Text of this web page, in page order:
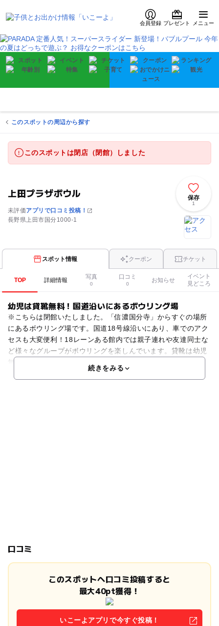
会員登録 プレゼント メニュー
このスポットの周辺から探す
このスポットは閉店（閉館）しました
上田プラザボウル
未評価アプリで口コミ投稿！
長野県上田市国分1000-1
保存
1
スポット情報 クーポン チケット
TOP 詳細情報 写真
0
口コミ
0
お知らせ
イベント
見どころ
幼児は貸靴無料！国道沿いにあるボウリング場
※こちらは閉館いたしました。「信濃国分寺」からすぐの場所
にあるボウリング場です。国道18号線沿いにあり、車でのアク
セスも大変便利！18レーンある館内では親子連れや友達同士な
ど様々なグループがボウリングを楽しんでいます。貸靴は幼児
無料と家族連れには嬉しいサービスもあります。また予約
続きをみる
口コミ
このスポットへ口コミ投稿すると
最大40pt獲得！
いこーよアプリで今すぐ投稿！